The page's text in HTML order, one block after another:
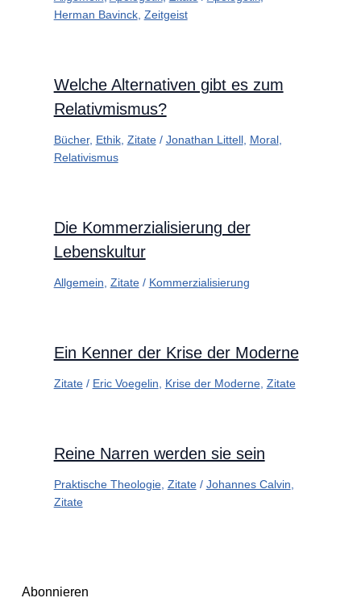
Herman Bavinck, Zeitgeist
Welche Alternativen gibt es zum
Relativmismus?
Bücher, Ethik, Zitate/ Jonathan Littell, Moral,
Relativismus
Die Kommerzialisierung der
Lebenskultur
Allgemein, Zitate/ Kommerzialisierung
Ein Kenner der Krise der Moderne
Zitate/ Eric Voegelin, Krise der Moderne, Zitate
Reine Narren werden sie sein
Praktische Theologie, Zitate/ Johannes Calvin,
Zitate
Abonnieren